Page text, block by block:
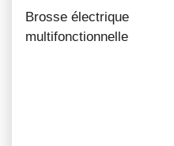
Brosse électrique
multifonctionnelle